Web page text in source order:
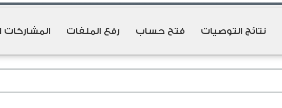
نتائج التوصيات فتح حساب رفع الملفات المشاركات